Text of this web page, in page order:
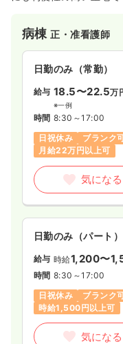
病棟正・准看護師
日勤のみ（常勤）
給与 18.5〜22.5万
※一例
時間 8:30～17:00
日祝休み
ブランク
月給22万円以上可
気になる
日勤のみ（パート）
給与 時給1,200〜
時間 8:30～17:00
日祝休み
ブランク
時給1,500円以上可
気になる